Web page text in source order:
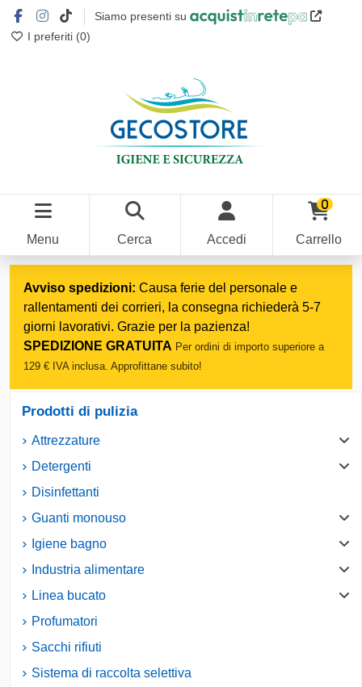
Siamo presenti su
I preferiti (0)
Menu Cerca Accedi
0
Carrello
Avviso spedizioni: Causa ferie del personale e
rallentamenti dei corrieri, la consegna richiederà 5-7
giorni lavorativi. Grazie per la pazienza!
SPEDIZIONE GRATUITA Per ordini di importo superiore a
129 € IVA inclusa. Approfittane subito!
Prodotti di pulizia
Attrezzature
Detergenti
Disinfettanti
Guanti monouso
Igiene bagno
Industria alimentare
Linea bucato
Profumatori
Sacchi rifiuti
Sistema di raccolta selettiva